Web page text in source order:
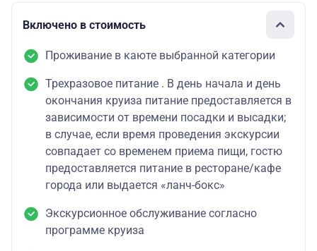
Включено в стоимость
Проживание в каюте выбранной категории
Трехразовое питание . В день начала и день
окончания круиза питание предоставляется в
зависимости от времени посадки и высадки;
в случае, если время проведения экскурсии
совпадает со временем приема пищи, гостю
предоставляется питание в ресторане/кафе
города или выдается «ланч-бокс»
Экскурсионное обслуживание согласно
программе круиза